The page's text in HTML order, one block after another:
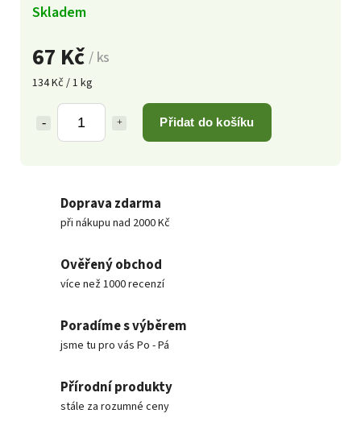
67 Kč/ ks
134 Kč / 1 kg
Přidat do košíku
Skladem
Doprava zdarma
při nákupu nad 2000 Kč
Ověřený obchod
více než 1000 recenzí
Poradíme s výběrem
jsme tu pro vás Po - Pá
Přírodní produkty
stále za rozumné ceny